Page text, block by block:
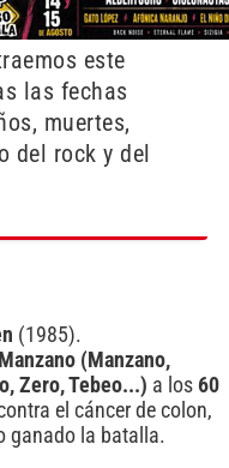
este
las fechas
muertes,
del rock y del
(1985).
(Manzano,
Zero, Tebeo...) a los 60
el cáncer de colon,
ganado la batalla.